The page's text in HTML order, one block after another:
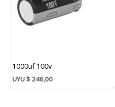
1000uf 100v
UYU$ 246,00